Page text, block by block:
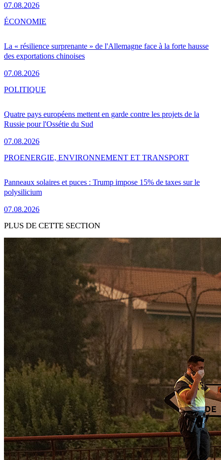
07.08.2026
La « résilience surprenante » de l'Allemagne face à la forte hausse
des exportations chinoises
07.08.2026
ÉCONOMIE
Quatre pays européens mettent en garde contre les projets de la
Russie pour l'Ossétie du Sud
07.08.2026
POLITIQUE
Panneaux solaires et puces : Trump impose 15% de taxes sur le
polysilicium
07.08.2026
PROENERGIE, ENVIRONNEMENT ET TRANSPORT
PLUS DE CETTE SECTION